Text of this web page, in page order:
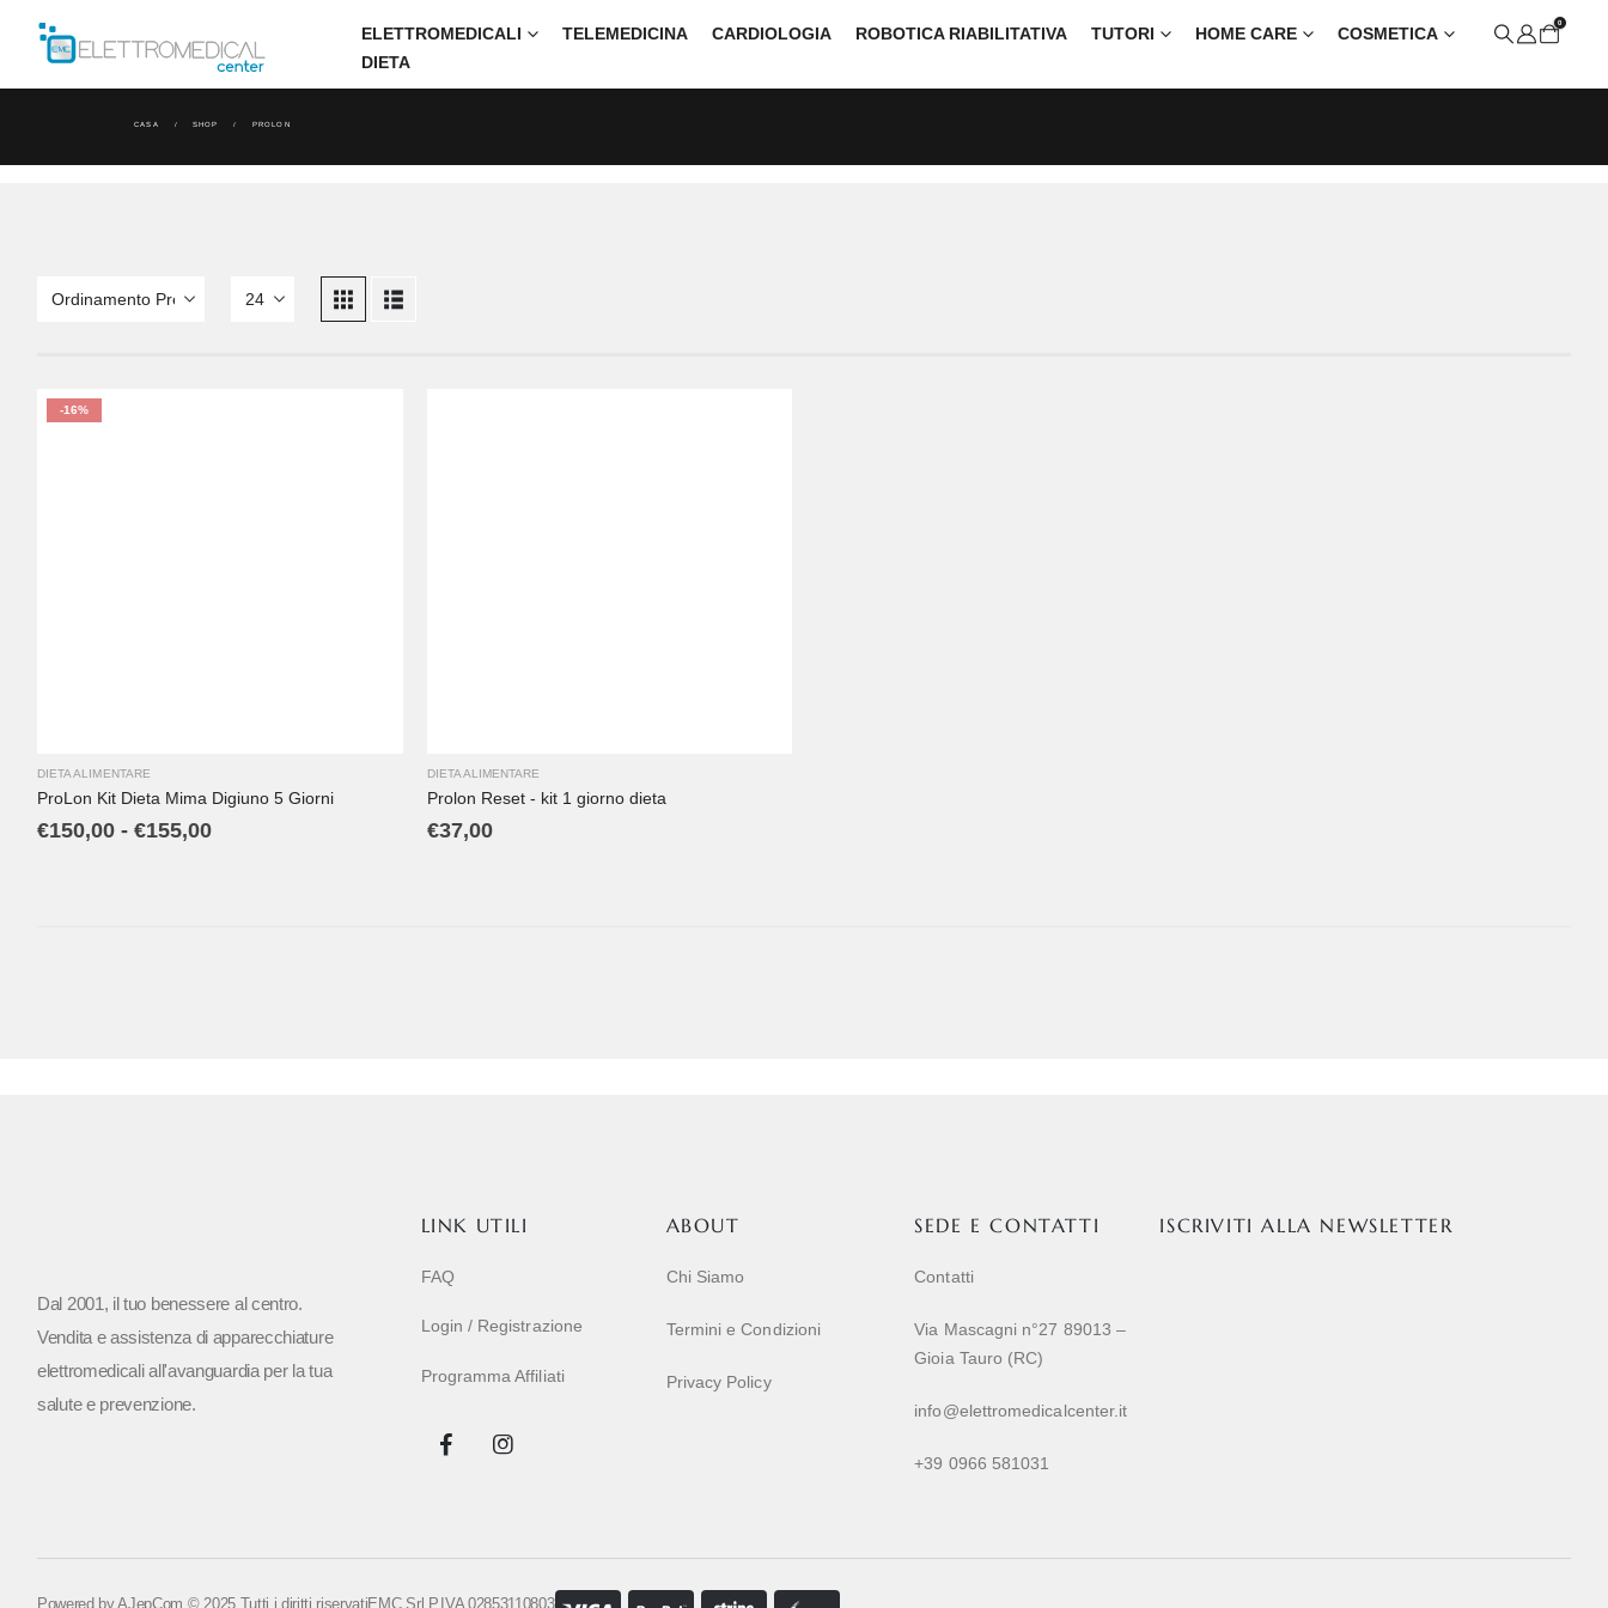
ELETTROMEDICALI TELEMEDICINA CARDIOLOGIA ROBOTICA RIABILITATIVA TUTORI HOME CARE
COSMETICA
DIETA
0
CASA SHOP PROLON
-16%
DIETA ALIMENTARE
ProLon Kit Dieta Mima Digiuno 5 Giorni
€150,00 - €155,00
DIETA ALIMENTARE
Prolon Reset - kit 1 giorno dieta
€37,00
Dal 2001, il tuo benessere al centro.
Vendita e assistenza di apparecchiature
elettromedicali all'avanguardia per la tua
salute e prevenzione.
LINK UTILI
FAQ
Login / Registrazione
Programma Affiliati
ABOUT
Chi Siamo
Termini e Condizioni
Privacy Policy
SEDE E CONTATTI
Contatti
Via Mascagni n°27 89013 –
Gioia Tauro (RC)
info@elettromedicalcenter.it
+39 0966 581031
ISCRIVITI ALLA NEWSLETTER
Powered byAJepCom © 2025 Tutti i diritti riservatiEMC Srl P.IVA 02853110803